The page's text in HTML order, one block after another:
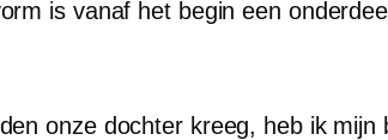
is vanaf het begin een
onze dochter kreeg, heb ik mijn